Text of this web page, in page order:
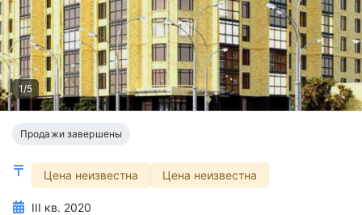
1/5
Продажи завершены
Цена неизвестна Цена неизвестна
III кв. 2020